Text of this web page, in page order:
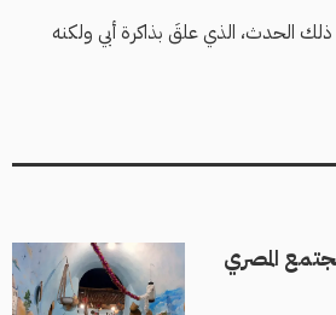
الحدث، الذي علقَ بذاكرة أبي ولكنه
المصري